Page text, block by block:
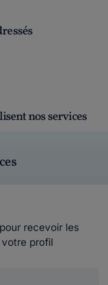
nos services
recevoir les
profil